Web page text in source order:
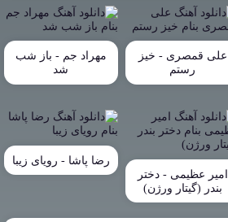
علی قمصری - خیز
رستم
مهراد جم - باز شب
شد
امیر عظیمی - دختر
بندر (گیتار ورژن)
رضا پاشا - رویای زیبا